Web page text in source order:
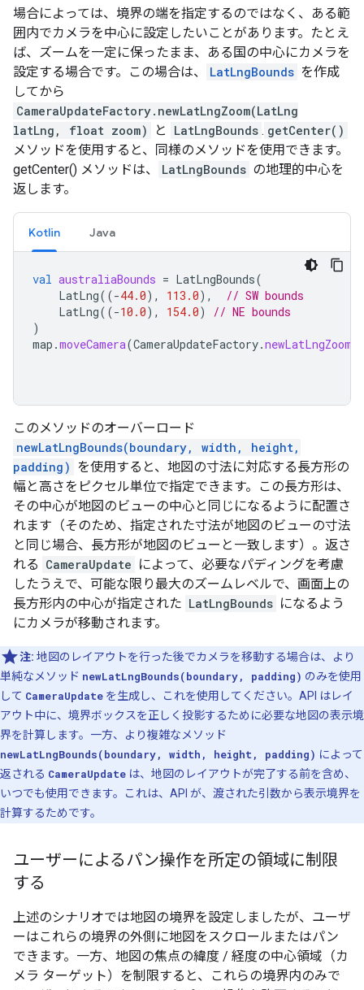
場合によっては、境界の端を指定するのではなく、ある範
囲内でカメラを中心に設定したいことがあります。たとえ
ば、ズームを一定に保ったまま、ある国の中心にカメラを
設定する場合です。この場合は、
LatLngBounds を作成
してから
CameraUpdateFactory.newLatLngZoom(LatLng
latLng, float zoom)
と LatLngBounds . getCenter()
メソッドを使用すると、同様のメソッドを使用できます。
getCenter() メソッドは、
LatLngBounds の地理的中心を
返します。
Kotlin Java
val australiaBounds = LatLngBounds(
LatLng((-44.0), 113.0),
// SW bounds
LatLng((-10.0), 154.0)
// NE bounds
)
map .moveCamera(CameraUpdateFactory.newLatLngZoom
このメソッドのオーバーロード
newLatLngBounds(boundary, width, height,
padding) を使用すると、地図の寸法に対応する長方形の
幅と高さをピクセル単位で指定できます。この長方形は、
その中心が地図のビューの中心と同じになるように配置さ
れます（そのため、指定された寸法が地図のビューの寸法
と同じ場合、長方形が地図のビューと一致します）。返さ
れる CameraUpdate によって、必要なパディングを考慮
したうえで、可能な限り最大のズームレベルで、画面上の
長方形内の中心が指定された LatLngBounds になるよう
にカメラが移動されます。
注: 地図のレイアウトを行った後でカメラを移動する場合は、より
単純なメソッド newLatLngBounds(boundary, padding) のみを使用
して CameraUpdate を生成し、これを使用してください。API はレイ
アウト中に、境界ボックスを正しく投影するために必要な地図の表示境
界を計算します。一方、より複雑なメソッド
newLatLngBounds(boundary, width, height, padding) によって
返される CameraUpdate は、地図のレイアウトが完了する前を含め、
いつでも使用できます。これは、API が、渡された引数から表示境界を
計算するためです。
ユーザーによるパン操作を所定の領域に制限
する
上述のシナリオでは地図の境界を設定しましたが、ユーザ
ーはこれらの境界の外側に地図をスクロールまたはパン
できます。一方、地図の焦点の緯度 / 経度の中心領域（カ
メラ ターゲット）を制限すると、これらの境界内のみで